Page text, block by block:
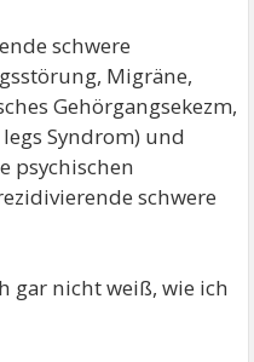
schwere
Migräne,
Gehörgangsekezm,
Syndrom) und
psychischen
schwere
gar nicht weiß, wie ich